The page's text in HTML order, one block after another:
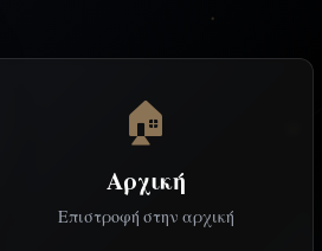
🏠
Αρχική
Επιστροφή στην αρχική